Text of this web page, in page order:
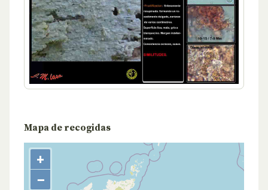
Mapa de recogidas
+
−